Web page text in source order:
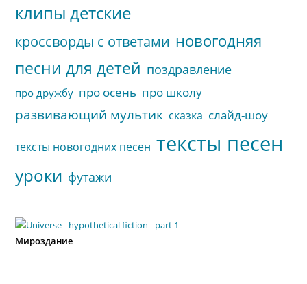
клипы детские
кроссворды с ответами новогодняя
песни для детей поздравление
про дружбу про осень про школу
развивающий мультик сказка слайд-шоу
тексты новогодних песен тексты песен
уроки футажи
Мироздание